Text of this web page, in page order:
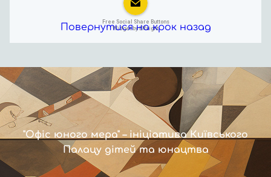
Free Social Share Buttons
Widget by Elfsight
Повернутися на крок назад
"Офіс юного мера" – ініціатива Київського
Палацу дітей та юнацтва